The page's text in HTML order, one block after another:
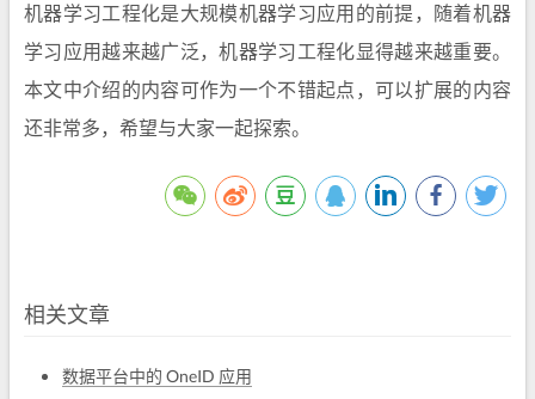
机器学习工程化是大规模机器学习应用的前提，随着机器
学习应用越来越广泛，机器学习工程化显得越来越重要。
本文中介绍的内容可作为一个不错起点，可以扩展的内容
还非常多，希望与大家一起探索。
相关文章
数据平台中的 OneID 应用